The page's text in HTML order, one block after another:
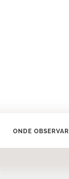
ONDE OBSERVAR